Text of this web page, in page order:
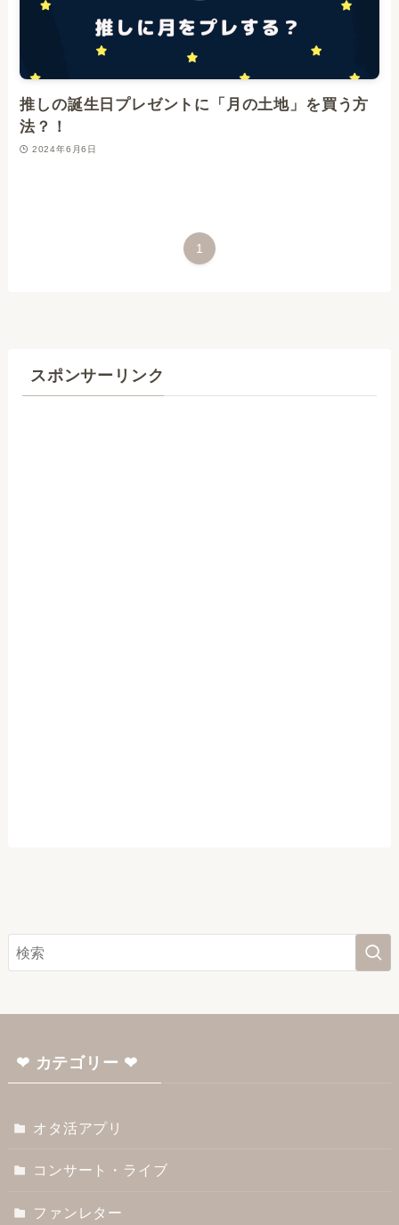
推しの誕生日プレゼントに「月の土地」を買う方
法？！
2024年6月6日
1
スポンサーリンク
❤︎ カテゴリー ❤︎
オタ活アプリ
コンサート・ライブ
ファンレター